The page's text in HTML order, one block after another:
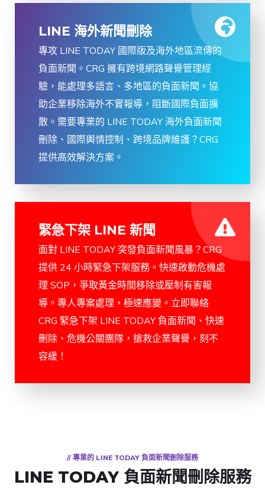
LINE 海外新聞刪除
專攻 LINE TODAY 國際版及海外地區流傳的
負面新聞。CRG 擁有跨境網路聲譽管理經
驗，能處理多語言、多地區的負面新聞。協
助企業移除海外不實報導，阻斷國際負面擴
散。需要專業的 LINE TODAY 海外負面新聞
刪除、國際輿情控制、跨境品牌維護？CRG
提供高效解決方案。
緊急下架 LINE 新聞
面對 LINE TODAY 突發負面新聞風暴？CRG
提供 24 小時緊急下架服務。快速啟動危機處
理 SOP，爭取黃金時間移除或壓制有害報
導。專人專案處理，極速應變。立即聯絡
CRG 緊急下架 LINE TODAY 負面新聞、快速
刪除、危機公關團隊，搶救企業聲譽，刻不
容緩！
// 專業的 LINE TODAY 負面新聞刪除服務
LINE TODAY 負面新聞刪除服務